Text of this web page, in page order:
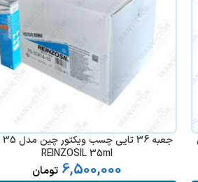
REINZOSIL 35ml
6,500,000 تومان